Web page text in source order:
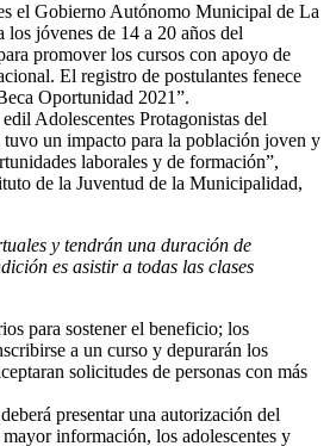
el Gobierno Autónomo Municipal de La
jóvenes de 14 a 20 años del
promover los cursos con apoyo de
El registro de postulantes fenece
Oportunidad 2021”.
Adolescentes Protagonistas del
un impacto para la población joven y
laborales y de formación”,
de la Juventud de la Municipalidad,
y tendrán una duración de
es asistir a todas las clases
para sostener el beneficio; los
a un curso y depurarán los
solicitudes de personas con más
presentar una autorización del
información, los adolescentes y